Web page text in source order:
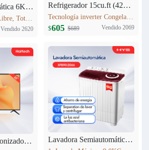
Lavadora Automática 6KG XQB60-1188
1. 6kg Capacidad Libre, Totalmente automático 6kg 2. 8 procesos inteligentes 3. Cerradura de niño 4. Alarma de error 5. Peso neto: 23kg 6. Dimensiones del producto:525mm*520mm*865mm
Vendido 2620
TV 43" (con sintonizador analógico) Haitech 43F5-B
Refrigerador 15cu.ft (420L) Inverter HRF-AM54
Tecnología inverter Congelación: 95L Refrigeración: 325L Dimensión: W710 x D685 x H1780(mm) Peso neto/bruto: 69 KG/76 KG
$605 $689 Vendido 2069
Lavadora Semiautomática HYS 9KG XPB90-2066